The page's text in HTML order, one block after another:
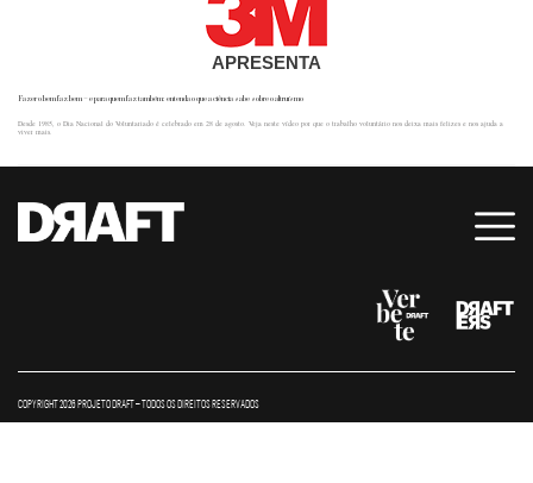
APRESENTA
Fazer o bem faz bem – e para quem faz também: entenda o que a ciência sabe sobre o altruísmo
Desde 1985, o Dia Nacional do Voluntariado é celebrado em 28 de agosto. Veja neste vídeo por que o trabalho voluntário nos deixa mais felizes e nos ajuda a
viver mais.
COPYRIGHT 2026 PROJETO DRAFT – TODOS OS DIREITOS RESERVADOS